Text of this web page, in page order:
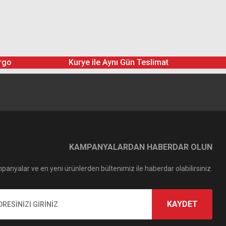
Kurye ile Aynı Gün Teslimat
KAMPANYALARDAN HABERDAR OLUN
ve en yeni ürünlerden bültenimiz ile haberdar olabilirsiniz.
KAYDET